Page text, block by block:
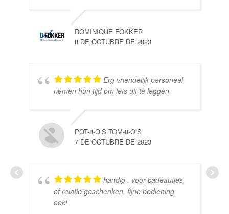
DOMINIQUE FOKKER
8 DE OCTUBRE DE 2023
Erg vriendelijk personeel,
nemen hun tijd om iets uit te leggen
POT-8-O’S TOM-8-O’S
7 DE OCTUBRE DE 2023
handig . voor cadeautjes,
of relatie geschenken. fijne bediening
ook!